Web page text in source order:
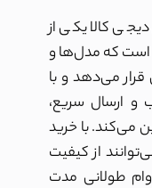
کالا یکی از
است که مدل‌ها و
قرار می‌دهد و با
و ارسال سریع،
می‌کند. با خرید
از کیفیت
طولانی مدت